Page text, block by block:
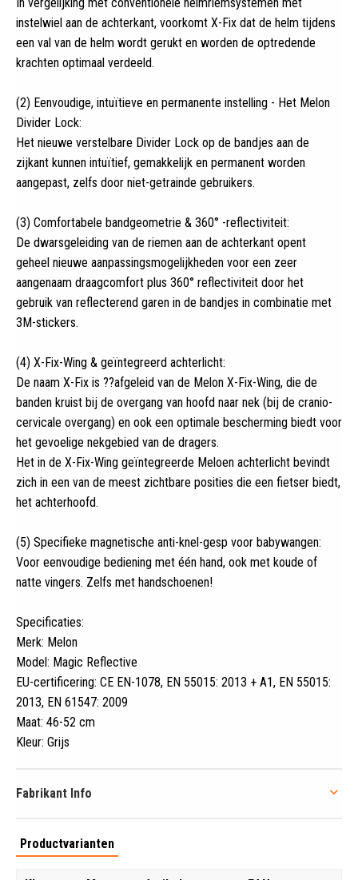
instelwiel aan de achterkant, voorkomt X-Fix dat de helm tijdens
een val van de helm wordt gerukt en worden de optredende
krachten optimaal verdeeld.
(2) Eenvoudige, intuïtieve en permanente instelling - Het Melon
Divider Lock:
Het nieuwe verstelbare Divider Lock op de bandjes aan de
zijkant kunnen intuïtief, gemakkelijk en permanent worden
aangepast, zelfs door niet-getrainde gebruikers.
(3) Comfortabele bandgeometrie & 360° -reflectiviteit:
De dwarsgeleiding van de riemen aan de achterkant opent
geheel nieuwe aanpassingsmogelijkheden voor een zeer
aangenaam draagcomfort plus 360° reflectiviteit door het
gebruik van reflecterend garen in de bandjes in combinatie met
3M-stickers.
(4) X-Fix-Wing & geïntegreerd achterlicht:
De naam X-Fix is ??afgeleid van de Melon X-Fix-Wing, die de
banden kruist bij de overgang van hoofd naar nek (bij de cranio-
cervicale overgang) en ook een optimale bescherming biedt voor
het gevoelige nekgebied van de dragers.
Het in de X-Fix-Wing geïntegreerde Meloen achterlicht bevindt
zich in een van de meest zichtbare posities die een fietser biedt,
het achterhoofd.
(5) Specifieke magnetische anti-knel-gesp voor babywangen:
Voor eenvoudige bediening met één hand, ook met koude of
natte vingers. Zelfs met handschoenen!
Specificaties:
Merk: Melon
Model: Magic Reflective
EU-certificering: CE EN-1078, EN 55015: 2013 + A1, EN 55015:
2013, EN 61547: 2009
Maat: 46-52 cm
Kleur: Grijs
Fabrikant Info
Productvarianten